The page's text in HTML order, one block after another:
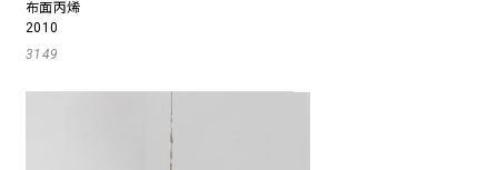
布面丙烯
2010
3149